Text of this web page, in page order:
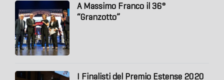
A Massimo Franco il 36°
“Granzotto”
I Finalisti del Premio Estense 2020